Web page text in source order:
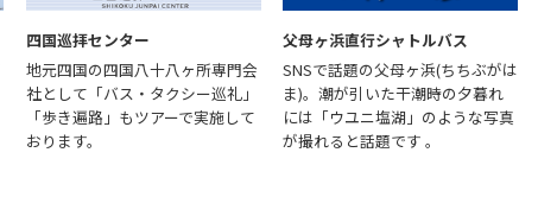
四国巡拝センター
地元四国の四国八十八ヶ所専門会
社として「バス・タクシー巡礼」
「歩き遍路」もツアーで実施して
おります。
父母ヶ浜直行シャトルバス
SNSで話題の父母ヶ浜(ちちぶがは
ま)。潮が引いた干潮時の夕暮れ
には「ウユニ塩湖」のような写真
が撮れると話題です 。